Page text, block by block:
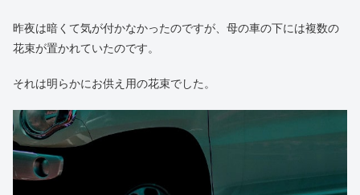
昨夜は暗くて気が付かなかったのですが、母の車の下には複数の
花束が置かれていたのです。
それは明らかにお供え用の花束でした。